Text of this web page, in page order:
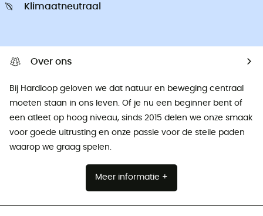
Klimaatneutraal
Over ons
Bij Hardloop geloven we dat natuur en beweging centraal
moeten staan ​​in ons leven. Of je nu een beginner bent of
een atleet op hoog niveau, sinds 2015 delen we onze smaak
voor goede uitrusting en onze passie voor de steile paden
waarop we graag spelen.
Meer informatie +